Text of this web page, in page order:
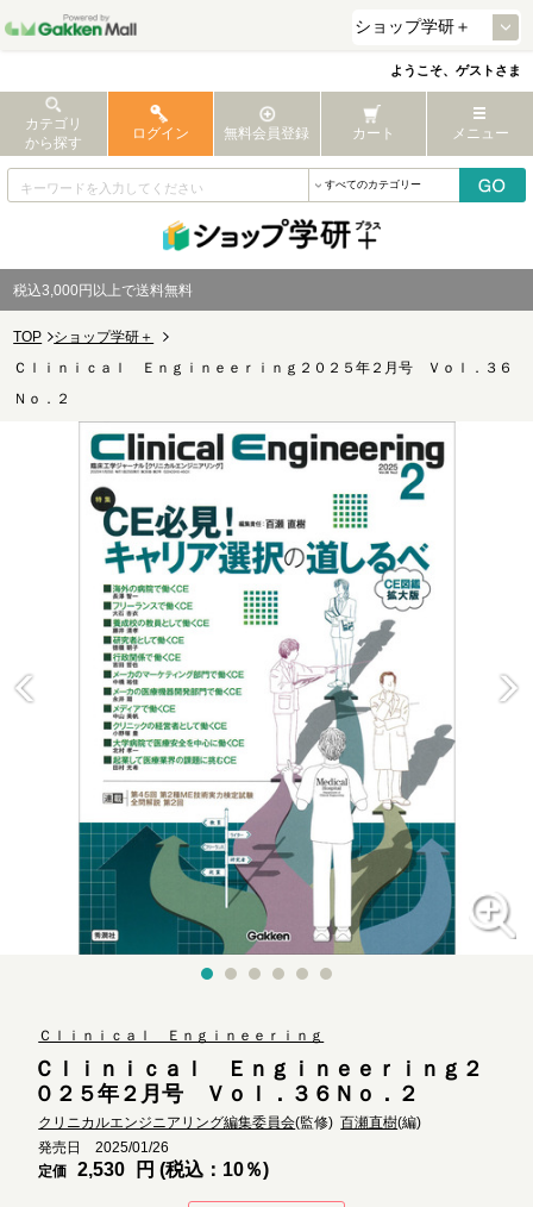
ようこそ、ゲストさま
カテゴリ
から探す
ログイン 無料会員登録 カート メニュー
税込3,000円以上で送料無料
TOP
ショップ学研＋
Ｃｌｉｎｉｃａｌ Ｅｎｇｉｎｅｅｒｉｎｇ２０２５年２月号 Ｖｏｌ．３６
Ｎｏ．２
Ｃｌｉｎｉｃａｌ Ｅｎｇｉｎｅｅｒｉｎｇ
Ｃｌｉｎｉｃａｌ Ｅｎｇｉｎｅｅｒｉｎｇ２
０２５年２月号 Ｖｏｌ．３６Ｎｏ．２
クリニカルエンジニアリング編集委員会(監修)百瀬直樹(編)
発売日 2025/01/26
定価
2,530 円 (税込：10％)